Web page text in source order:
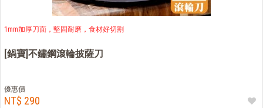
1mm加厚刀面，堅固耐磨，食材好切割
[鍋寶]不鏽鋼滾輪披薩刀
優惠價
NT$ 290